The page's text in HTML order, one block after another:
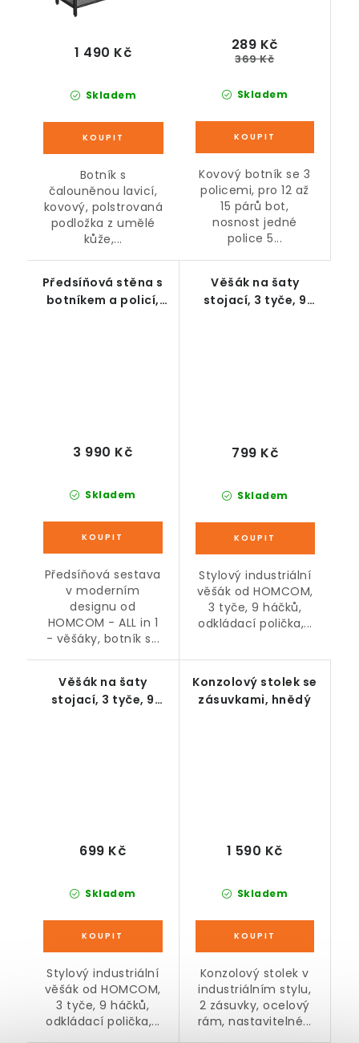
Skladem
1 490 Kč
Botník s
čalouněnou lavicí,
kovový, polstrovaná
podložka z umělé
kůže,...
Skladem
289 Kč
369 Kč
Kovový botník se 3
policemi, pro 12 až
15 párů bot,
nosnost jedné
police 5...
Předsíňová stěna s
botníkem a policí,
Skladem
3 990 Kč
Předsíňová sestava
v moderním
designu od
HOMCOM - ALL in 1
- věšáky, botník s...
Věšák na šaty
stojací, 3 tyče, 9
Skladem
799 Kč
Stylový industriální
věšák od HOMCOM,
3 tyče, 9 háčků,
odkládací polička,...
Věšák na šaty
stojací, 3 tyče, 9
Skladem
699 Kč
Stylový industriální
věšák od HOMCOM,
3 tyče, 9 háčků,
odkládací polička,...
Konzolový stolek se
zásuvkami, hnědý
Skladem
1 590 Kč
Konzolový stolek v
industriálním stylu,
2 zásuvky, ocelový
rám, nastavitelné...